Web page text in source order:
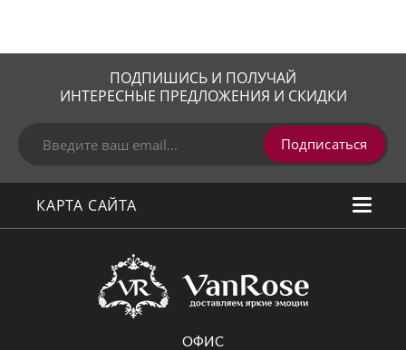
ПОДПИШИСЬ И ПОЛУЧАЙ
ИНТЕРЕСНЫЕ ПРЕДЛОЖЕНИЯ И СКИДКИ
Подписаться
КАРТА САЙТА
ОФИС